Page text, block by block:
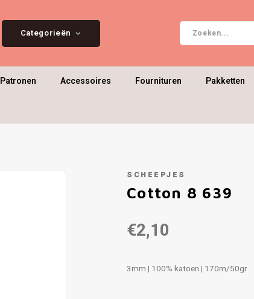
Categorieën
Patronen Accessoires Fournituren Pakketten
SCHEEPJES
Cotton 8 639
€2,10
3mm | 100% katoen | 170m/50gr